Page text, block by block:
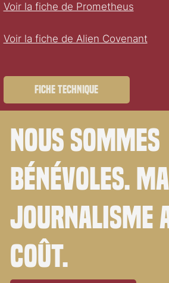
Voir la fiche de Prometheus
Voir la fiche de Alien Covenant
Fiche technique
Nous sommes
bénévoles.
journalisme
coût.